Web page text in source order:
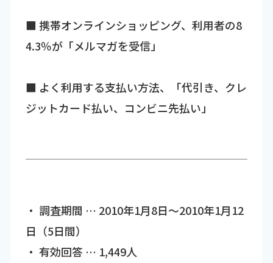
■ 携帯オンラインショッピング、利用者の8
4.3％が「メルマガを受信」
■ よく利用する支払い方法、「代引き、クレ
ジットカード払い、コンビニ先払い」
・ 調査期間 … 2010年1月8日～2010年1月12
日（5日間）
・ 有効回答 … 1,449人